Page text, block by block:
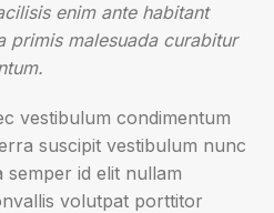
enim ante habitant
primis malesuada curabitur
vestibulum condimentum
suscipit vestibulum nunc
semper id elit nullam
volutpat porttitor